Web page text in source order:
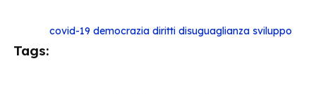
Tags:
covid-19 democrazia diritti disuguaglianza sviluppo